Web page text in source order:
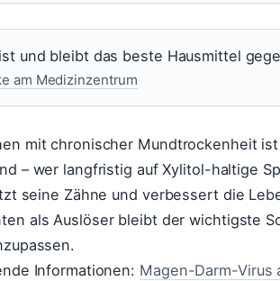
ist und bleibt das beste Hausmittel
am Medizinzentrum
mit chronischer Mundtrockenheit
– wer langfristig auf Xylitol-haltige
seine Zähne und verbessert die
als Auslöser bleibt der wichtigste
Informationen: Magen-Darm-Virus